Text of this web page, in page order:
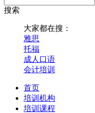
搜索
大家都在搜：
雅思
托福
成人口语
会计培训
首页
培训机构
培训课程